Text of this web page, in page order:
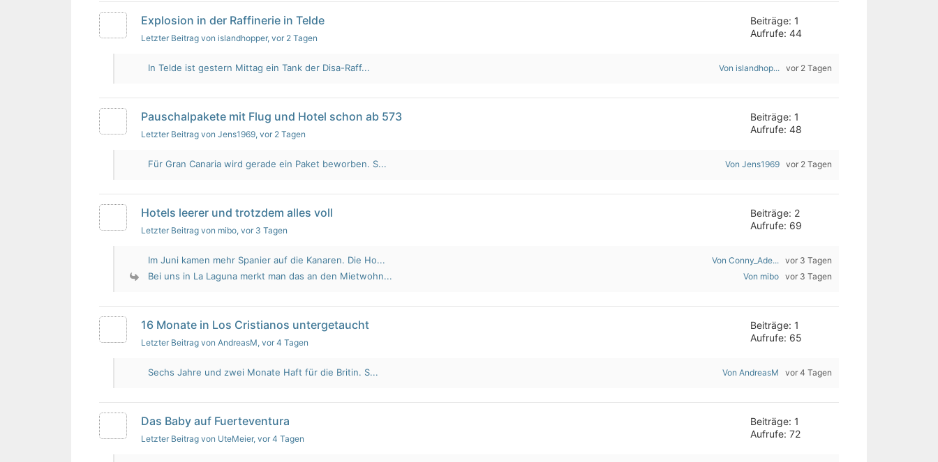
Explosion in der Raffinerie in Telde
Letzter Beitrag von islandhopper, vor 2 Tagen
Beiträge: 1
Aufrufe: 44
In Telde ist gestern Mittag ein Tank der Disa-Raff... Von islandhop... vor 2 Tagen
Pauschalpakete mit Flug und Hotel schon ab 573
Letzter Beitrag von Jens1969, vor 2 Tagen
Beiträge: 1
Aufrufe: 48
Für Gran Canaria wird gerade ein Paket beworben. S... Von Jens1969 vor 2 Tagen
Hotels leerer und trotzdem alles voll
Letzter Beitrag von mibo, vor 3 Tagen
Beiträge: 2
Aufrufe: 69
Im Juni kamen mehr Spanier auf die Kanaren. Die Ho... Von Conny_Ade... vor 3 Tagen
Bei uns in La Laguna merkt man das an den Mietwohn... Von mibo vor 3 Tagen
16 Monate in Los Cristianos untergetaucht
Letzter Beitrag von AndreasM, vor 4 Tagen
Beiträge: 1
Aufrufe: 65
Sechs Jahre und zwei Monate Haft für die Britin. S... Von AndreasM vor 4 Tagen
Das Baby auf Fuerteventura
Letzter Beitrag von UteMeier, vor 4 Tagen
Beiträge: 1
Aufrufe: 72